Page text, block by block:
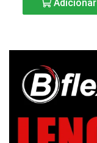
Adicionar